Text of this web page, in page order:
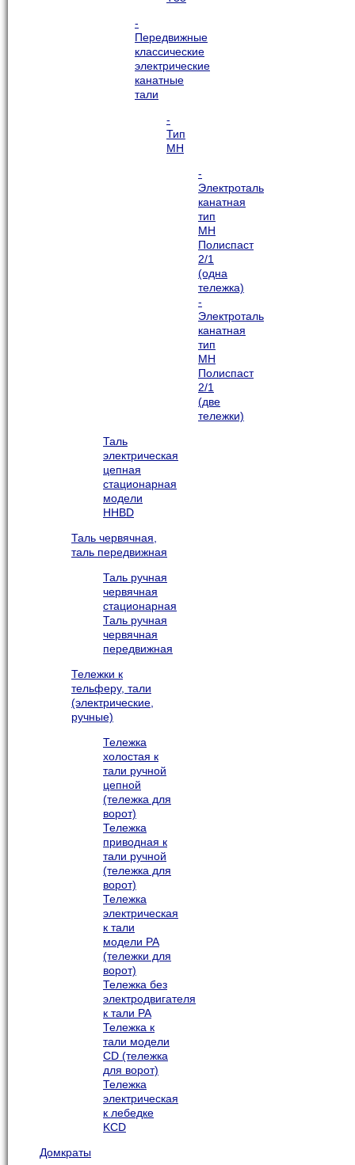
-
Передвижные
классические
электрические
канатные
тали
-
Тип
МН
-
Электроталь
канатная
тип
МН
Полиспаст
2/1
(одна
тележка)
-
Электроталь
канатная
тип
МН
Полиспаст
2/1
(две
тележки)
Таль
электрическая
цепная
стационарная
модели
HHBD
Таль червячная,
таль передвижная
Таль ручная
червячная
стационарная
Таль ручная
червячная
передвижная
Тележки к
тельферу, тали
(электрические,
ручные)
Тележка
холостая к
тали ручной
цепной
(тележка для
ворот)
Тележка
приводная к
тали ручной
(тележка для
ворот)
Тележка
электрическая
к тали
модели РА
(тележки для
ворот)
Тележка без
электродвигателя
к тали РА
Тележка к
тали модели
CD (тележка
для ворот)
Тележка
электрическая
к лебедке
KCD
Домкраты